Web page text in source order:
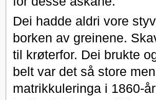
Dei hadde aldri vore
borken av greinene.
til krøterfor. Dei brukte
belt var det så store
matrikkuleringa i 1860-